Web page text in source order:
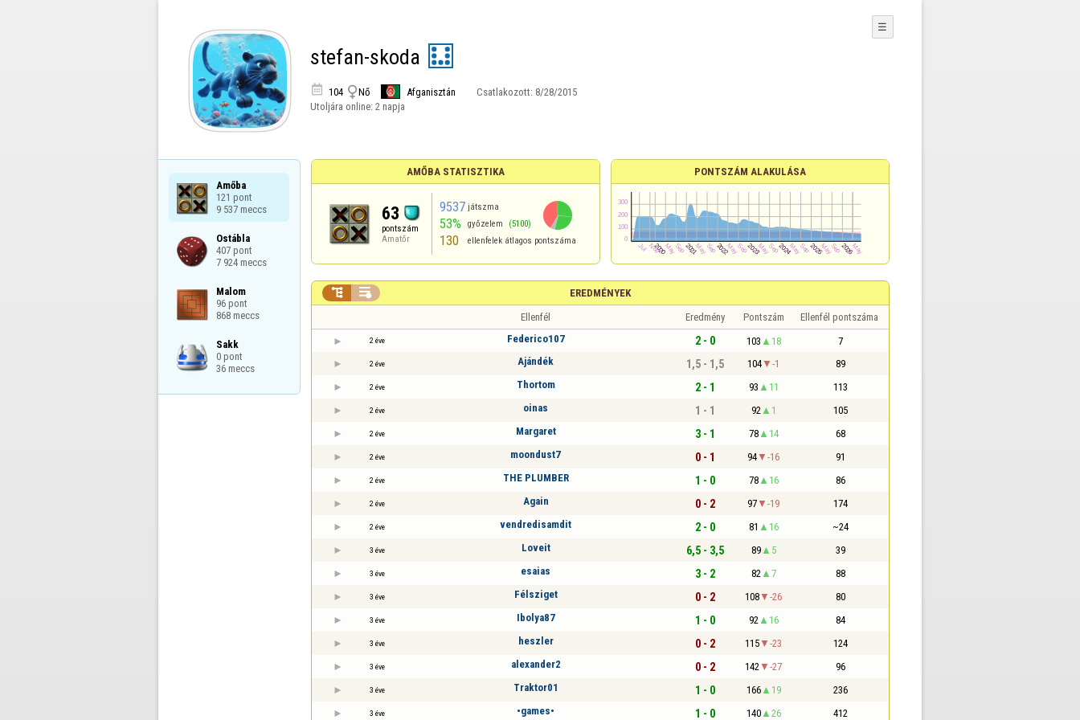
stefan-skoda
 104 Nő Afganisztán Csatlakozott: 8/28/2015
Utoljára online: 2 napja
☰
Amőba
121 pont
9 537 meccs
Ostábla
407 pont
7 924 meccs
Malom
96 pont
868 meccs
Sakk
0 pont
36 meccs
AMŐBA STATISZTIKA
63
pontszám
Amatőr
9537 játszma
53% győzelem (5100)
130 ellenfelek átlagos pontszáma
PONTSZÁM ALAKULÁSA
EREDMÉNYEK
 
Ellenfél Eredmény Pontszám Ellenfél pontszáma
2 éve Federico107 2 - 0 103 18 7
2 éve Ajándék 1,5 - 1,5 104 -1 89
2 éve Thortom 2 - 1 93 11 113
2 éve oinas 1 - 1 92 1 105
2 éve Margaret 3 - 1 78 14 68
2 éve moondust7 0 - 1 94 -16 91
2 éve THE PLUMBER 1 - 0 78 16 86
2 éve Again 0 - 2 97 -19 174
2 éve vendredisamdit 2 - 0 81 16 ~24
3 éve Loveit 6,5 - 3,5 89 5 39
3 éve esaias 3 - 2 82 7 88
3 éve Félsziget 0 - 2 108 -26 80
3 éve Ibolya87 1 - 0 92 16 84
3 éve heszler 0 - 2 115 -23 124
3 éve alexander2 0 - 2 142 -27 96
3 éve Traktor01 1 - 0 166 19 236
3 éve •games• 1 - 0 140 26 412